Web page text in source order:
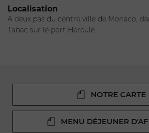
Localisation
A deux pas du centre ville de Monaco,
Tabac sur le port Hercule.
NOTRE CARTE
MENU DÉJEUNER